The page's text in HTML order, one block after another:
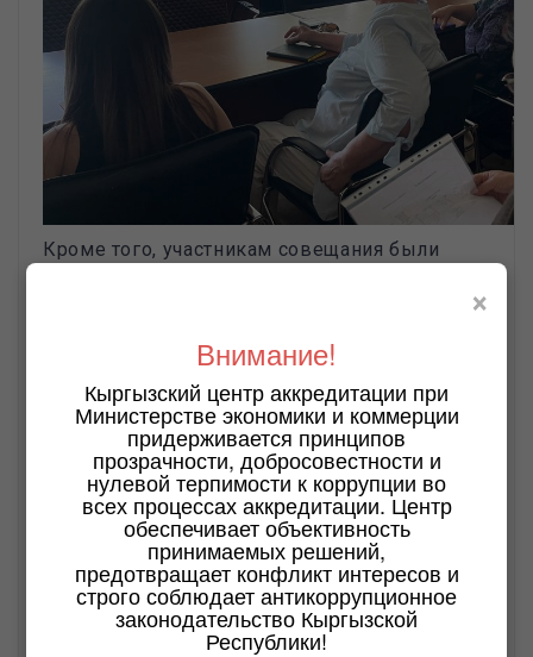
Кроме того, участникам совещания были
подачи заявок, рассмотрения апелляций и
взаимодействия с Кыргызским центром
аккредитации в рамках процедур
аккредитации.
По итогам встречи участники отметили
важность проведения подобных рабочих
совещаний для повышения качества и
прозрачности деятельности органов по
сертификации, а также укрепления доверия к
национальной системе аккредитации.
×
Внимание!
Кыргызский центр аккредитации при
Министерстве экономики и коммерции
придерживается принципов
прозрачности, добросовестности и
нулевой терпимости к коррупции во
всех процессах аккредитации. Центр
обеспечивает объективность
принимаемых решений,
предотвращает конфликт интересов и
строго соблюдает антикоррупционное
законодательство Кыргызской
Республики!